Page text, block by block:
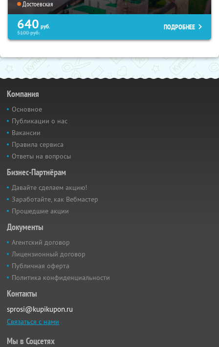
Достоевская
640 руб.
5100руб.
ПОДРОБНЕЕ
Компания
Основное
Публикации о нас
Вакансии
Правила сервиса
Ответы на вопросы
Бизнес-Партнёрам
Давайте сделаем акцию!
Заработайте, как Вебмастер
Прошедшие акции
Документы
Агентский договор
Лицензионный договор
Публичная оферта
Политика конфиденциальности
Контакты
sprosi@kupikupon.ru
Связаться с нами
Мы в Соцсетях